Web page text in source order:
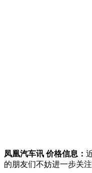
凤凰汽车讯 价格信息：
的朋友们不妨进一步关